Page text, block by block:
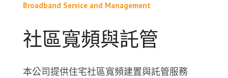
Broadband Service and Management
社區寬頻與託管
本公司提供住宅社區寬頻建置與託管服務